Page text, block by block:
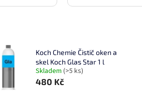
Koch Chemie Čistič oken a
skel Koch Glas Star 1 l
Skladem (>5 ks)
480 Kč